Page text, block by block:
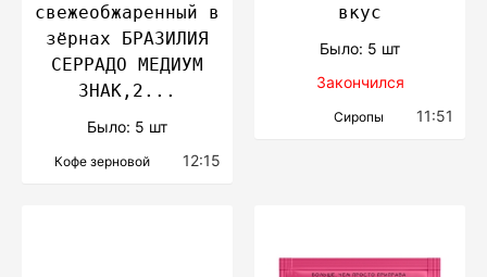
свежеобжаренный в
зёрнах БРАЗИЛИЯ
СЕРРАДО МЕДИУМ
ЗНАК,2...
Было: 5 шт
Кофе зерновой 12:15
вкус
Было: 5 шт
Закончился
Сиропы 11:51